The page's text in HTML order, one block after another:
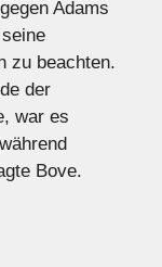
Adams
zu beachten.
der
war es
Bove.